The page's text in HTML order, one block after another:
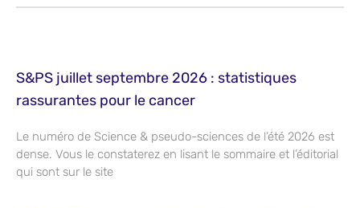
S&PS juillet septembre 2026 : statistiques
rassurantes pour le cancer
Le numéro de Science & pseudo-sciences de l’été 2026 est
dense. Vous le constaterez en lisant le sommaire et l’éditorial
qui sont sur le site